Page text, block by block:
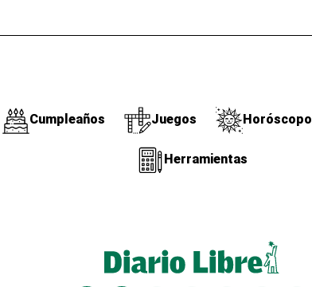
Cumpleaños Juegos Horóscopo
Herramientas